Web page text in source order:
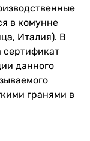
в комунне
Италия). В
сертификат
данного
гранями в